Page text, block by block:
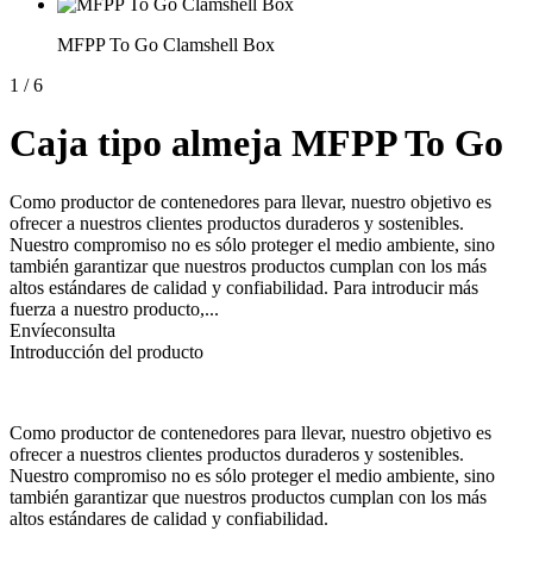
MFPP To Go Clamshell Box
1 / 6
Caja tipo almeja MFPP To Go
Como productor de contenedores para llevar, nuestro objetivo es
ofrecer a nuestros clientes productos duraderos y sostenibles.
Nuestro compromiso no es sólo proteger el medio ambiente, sino
también garantizar que nuestros productos cumplan con los más
altos estándares de calidad y confiabilidad. Para introducir más
fuerza a nuestro producto,...
Envíeconsulta
Introducción del producto
Como productor de contenedores para llevar, nuestro objetivo es
ofrecer a nuestros clientes productos duraderos y sostenibles.
Nuestro compromiso no es sólo proteger el medio ambiente, sino
también garantizar que nuestros productos cumplan con los más
altos estándares de calidad y confiabilidad.